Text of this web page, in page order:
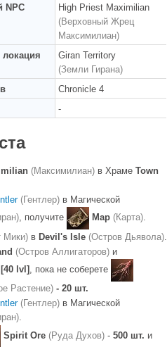
NPC
High Priest Maximilian
(Верховный Жрец
Максимилиан)
локация
Giran Territory
(Земли Гирана)
Chronicle 4
-
(Максимилиан) в Храме Town
(Гентлер) в Магической
, получите Map (Карта).
Мики) в Devil's Isle (Остров Дьявола).
(Остров Аллигаторов) и
[40 lvl] , пока не соберете
Растение) - 20 шт.
(Гентлер) в Магической
.
Spirit Ore (Руда Духов) - 500 шт. и